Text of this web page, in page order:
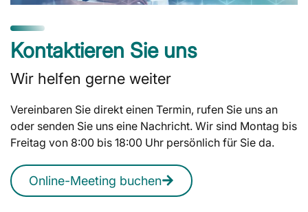
Kontaktieren Sie uns
Wir helfen gerne weiter
Vereinbaren Sie direkt einen Termin, rufen Sie uns an
oder senden Sie uns eine Nachricht. Wir sind Montag bis
Freitag von 8:00 bis 18:00 Uhr persönlich für Sie da.
Online-Meeting buchen